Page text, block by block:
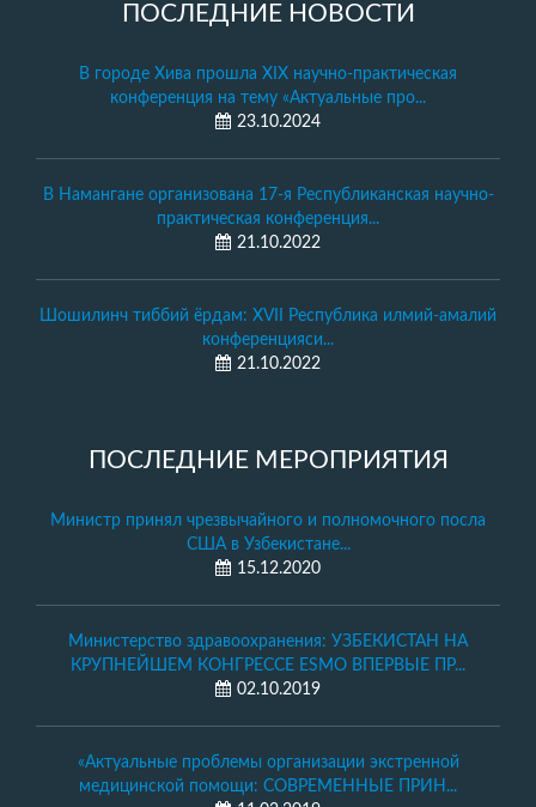
ПОСЛЕДНИЕ НОВОСТИ
В городе Хива прошла XIX научно-практическая
конференция на тему «Актуальные про...
23.10.2024
В Намангане организована 17-я Республиканская научно-
практическая конференция...
21.10.2022
Шошилинч тиббий ёрдам: XVII Республика илмий-амалий
конференцияси...
21.10.2022
ПОСЛЕДНИЕ МЕРОПРИЯТИЯ
Министр принял чрезвычайного и полномочного посла
США в Узбекистане...
15.12.2020
Министерство здравоохранения: УЗБЕКИСТАН НА
КРУПНЕЙШЕМ КОНГРЕССЕ ESMO ВПЕРВЫЕ ПР...
02.10.2019
«Актуальные проблемы организации экстренной
медицинской помощи: СОВРЕМЕННЫЕ ПРИН...